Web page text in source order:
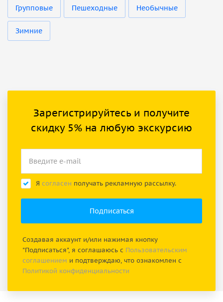
Групповые Пешеходные Необычные
Зимние
Зарегистрируйтесь и получите
скидку 5% на любую экскурсию
Я согласен получать рекламную рассылку.
Создавая аккаунт и/или нажимая кнопку
"Подписаться", я соглашаюсь с Пользовательским
соглашением и подтверждаю, что ознакомлен с
Политикой конфиденциальности